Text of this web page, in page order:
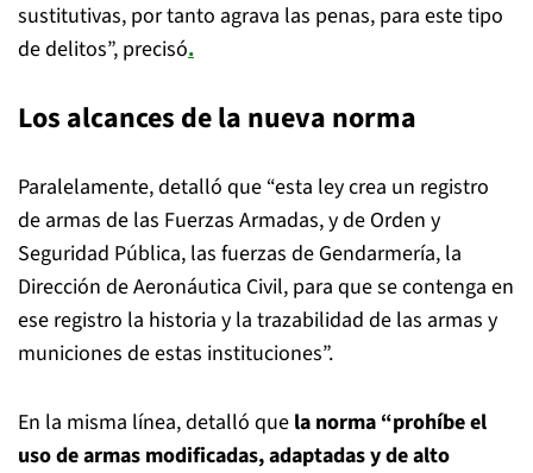
sustitutivas, por tanto agrava las penas, para este tipo
de delitos”, precisó.
Los alcances de la nueva norma
Paralelamente, detalló que “esta ley crea un registro
de armas de las Fuerzas Armadas, y de Orden y
Seguridad Pública, las fuerzas de Gendarmería, la
Dirección de Aeronáutica Civil, para que se contenga en
ese registro la historia y la trazabilidad de las armas y
municiones de estas instituciones”.
En la misma línea, detalló que la norma “prohíbe el
uso de armas modificadas, adaptadas y de alto